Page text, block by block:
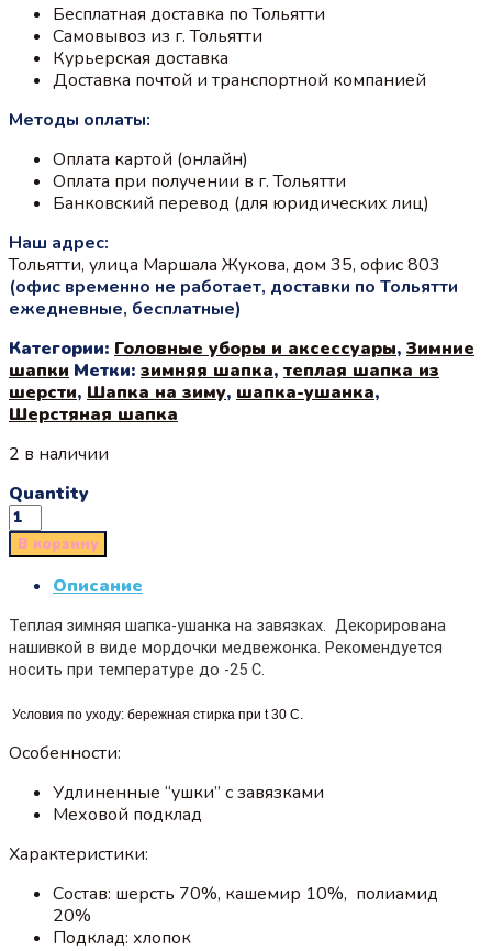
Бесплатная доставка по Тольятти
Самовывоз из г. Тольятти
Курьерская доставка
Доставка почтой и транспортной компанией
Методы оплаты:
Оплата картой (онлайн)
Оплата при получении в г. Тольятти
Банковский перевод (для юридических лиц)
Наш адрес:
Тольятти, улица Маршала Жукова, дом 35, офис 803
(офис временно не работает, доставки по Тольятти
ежедневные, бесплатные)
Категории: Головные уборы и аксессуары, Зимние
шапки Метки: зимняя шапка, теплая шапка из
шерсти, Шапка на зиму, шапка-ушанка,
Шерстяная шапка
2 в наличии
Quantity
В корзину
Описание
Теплая зимняя шапка-ушанка на завязках. Декорирована
нашивкой в виде мордочки медвежонка. Рекомендуется
носить при температуре до -25 С.
Условия по уходу: бережная стирка при t 30 С.
Особенности:
Удлиненные “ушки” с завязками
Меховой подклад
Характеристики:
Состав: шерсть 70%, кашемир 10%, полиамид
20%
Подклад: хлопок